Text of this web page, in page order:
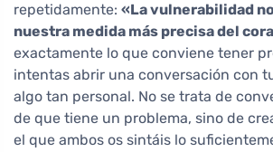
repetidamente: «La vulnerabilidad
nuestra medida más precisa del
exactamente lo que conviene tener
intentas abrir una conversación con
algo tan personal. No se trata de
de que tiene un problema, sino de
el que ambos os sintáis lo